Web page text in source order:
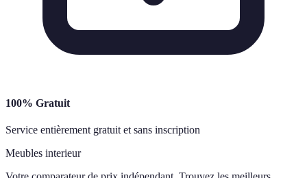
100% Gratuit
Service entièrement gratuit et sans inscription
Meubles interieur